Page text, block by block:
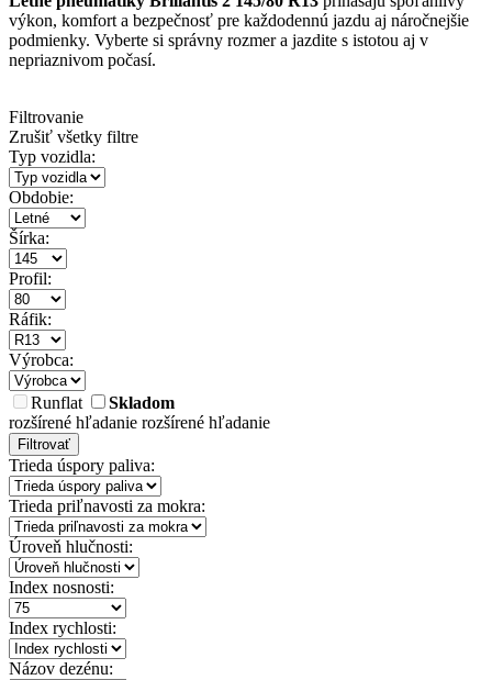
výkon, komfort a bezpečnosť pre každodennú jazdu aj náročnejšie
podmienky. Vyberte si správny rozmer a jazdite s istotou aj v
nepriaznivom počasí.
Filtrovanie
Zrušiť všetky filtre
Typ vozidla:
Obdobie:
Šírka:
Profil:
Ráfik:
Výrobca:
Runflat
Skladom
rozšírené hľadanie rozšírené hľadanie
Filtrovať
Trieda úspory paliva:
Trieda priľnavosti za mokra:
Úroveň hlučnosti:
Index nosnosti:
Index rychlosti:
Názov dezénu: